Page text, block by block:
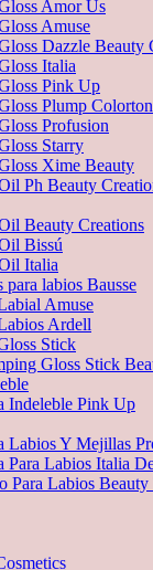
Amor Us
Amuse
Dazzle Beauty
Italia
Pink Up
Plump Colorton
Profusion
Starry
Xime Beauty
Ph Beauty
Beauty Creations
Bissú
Italia
para labios Bausse
Amuse
Ardell
Stick
Gloss Stick
Indeleble Pink Up
Labios Y Mejillas
Para Labios Italia
Para Labios Beauty